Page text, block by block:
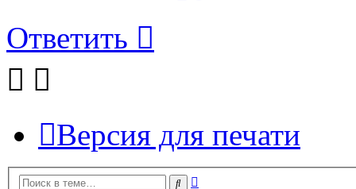
Ответить
Версия для печати
Поиск